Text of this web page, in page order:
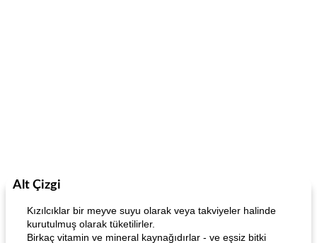
Alt Çizgi
Kızılcıklar bir meyve suyu olarak veya takviyeler halinde
kurutulmuş olarak tüketilirler.
Birkaç vitamin ve mineral kaynağıdırlar - ve eşsiz bitki